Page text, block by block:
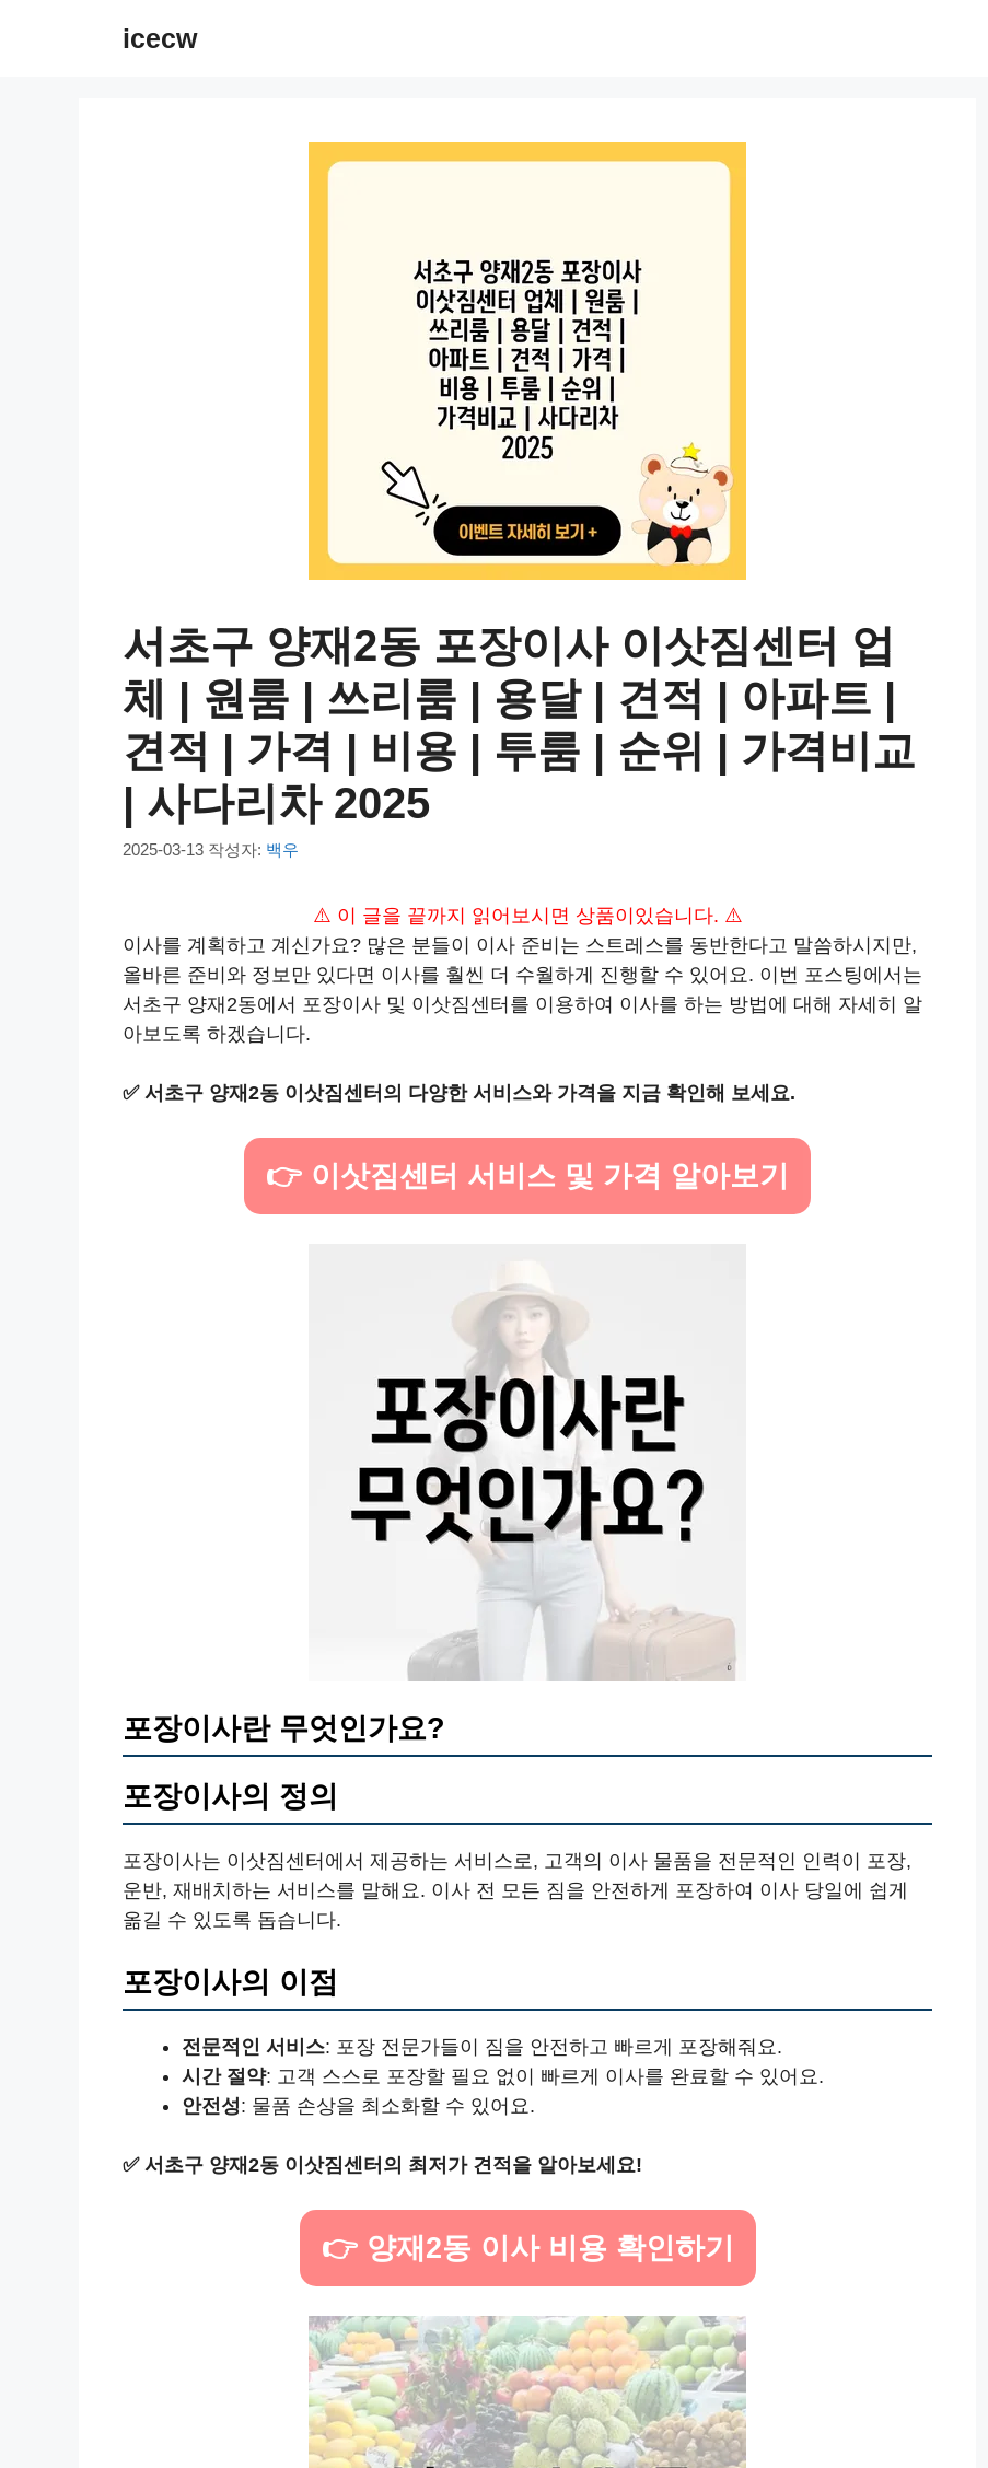
icecw
서초구 양재2동 포장이사 이삿짐센터 업
체 | 원룸 | 쓰리룸 | 용달 | 견적 | 아파트 |
견적 | 가격 | 비용 | 투룸 | 순위 | 가격비교
| 사다리차 2025
2025-03-13 작성자: 백우
⚠️ 이 글을 끝까지 읽어보시면 상품이있습니다. ⚠️
이사를 계획하고 계신가요? 많은 분들이 이사 준비는 스트레스를 동반한다고 말씀하시지만,
올바른 준비와 정보만 있다면 이사를 훨씬 더 수월하게 진행할 수 있어요. 이번 포스팅에서는
서초구 양재2동에서 포장이사 및 이삿짐센터를 이용하여 이사를 하는 방법에 대해 자세히 알
아보도록 하겠습니다.
✅ 서초구 양재2동 이삿짐센터의 다양한 서비스와 가격을 지금 확인해 보세요.
👉 이삿짐센터 서비스 및 가격 알아보기
포장이사란 무엇인가요?
포장이사의 정의
포장이사는 이삿짐센터에서 제공하는 서비스로, 고객의 이사 물품을 전문적인 인력이 포장,
운반, 재배치하는 서비스를 말해요. 이사 전 모든 짐을 안전하게 포장하여 이사 당일에 쉽게
옮길 수 있도록 돕습니다.
포장이사의 이점
전문적인 서비스: 포장 전문가들이 짐을 안전하고 빠르게 포장해줘요.
시간 절약: 고객 스스로 포장할 필요 없이 빠르게 이사를 완료할 수 있어요.
안전성: 물품 손상을 최소화할 수 있어요.
✅ 서초구 양재2동 이삿짐센터의 최저가 견적을 알아보세요!
👉 양재2동 이사 비용 확인하기